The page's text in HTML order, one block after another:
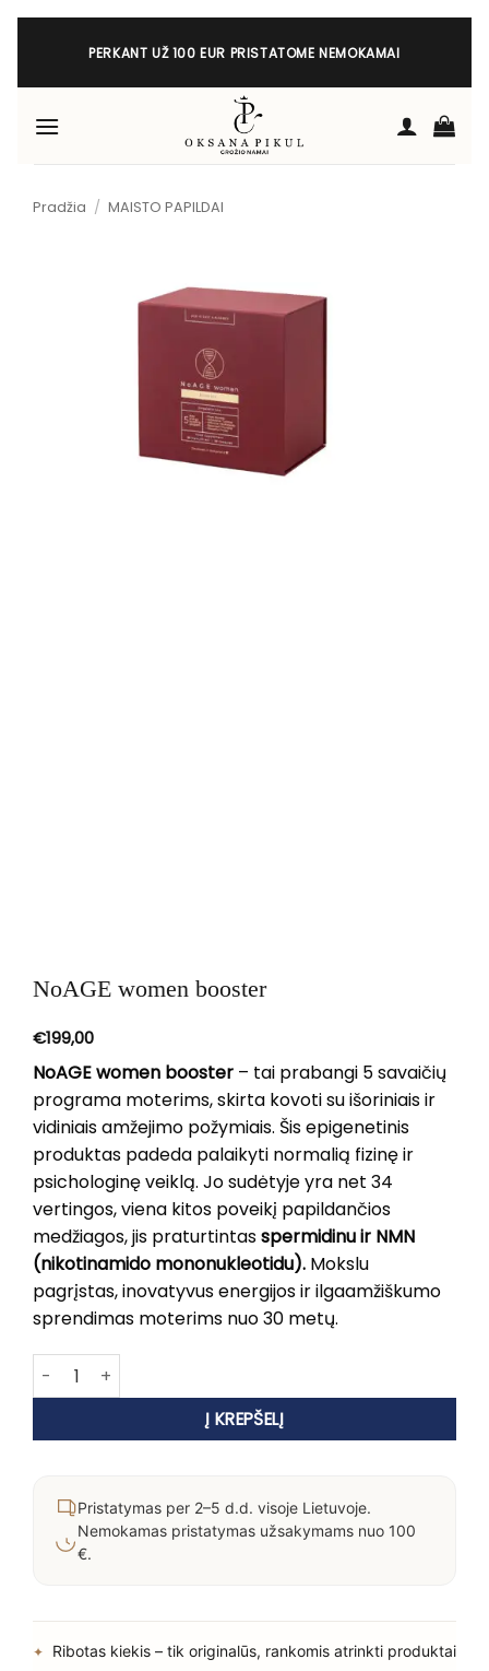
Skip
PERKANT UŽ 100 EUR PRISTATOME NEMOKAMAI
Pradžia / MAISTO PAPILDAI
NoAGE women booster
€199,00
NoAGE women booster – tai prabangi 5 savaičių
programa moterims, skirta kovoti su išoriniais ir
vidiniais amžejimo požymiais. Šis epigenetinis
produktas padeda palaikyti normalią fizinę ir
psichologinę veiklą. Jo sudėtyje yra net 34
vertingos, viena kitos poveikį papildančios
medžiagos, jis praturtintasspermidinu ir NMN
(nikotinamido mononukleotidu). Mokslu
pagrįstas, inovatyvus energijos ir ilgaamžiškumo
sprendimas moterims nuo 30 metų.
produkto kiekis: NoAGE women booster
Į KREPŠELĮ
Pristatymas per 2–5 d.d. visoje Lietuvoje.
Nemokamas pristatymas užsakymams nuo 100
€.
Ribotas kiekis – tik originalūs, rankomis atrinkti produktai